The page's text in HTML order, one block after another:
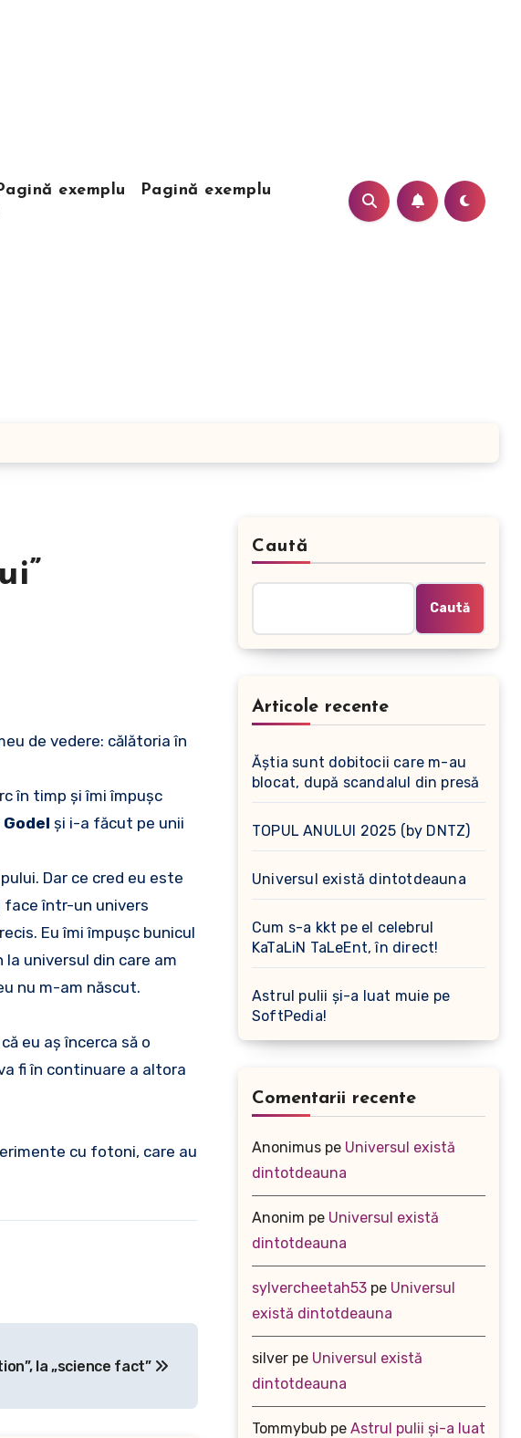
exemplu
Pagină exemplu
de vedere: călătoria în
în timp şi îmi împuşc
şi i-a făcut pe unii
Dar ce cred eu este
face într-un univers
Eu îmi împuşc bunicul
la universul din care am
nu m-am născut.
eu aş încerca să o
fi în continuare a altora
cu fotoni, care au
la „science fact”
Caută
Caută
Articole recente
Ăștia sunt dobitocii care m-au
blocat, după scandalul din presă
TOPUL ANULUI 2025 (by DNTZ)
Universul există dintotdeauna
Cum s-a kkt pe el celebrul
KaTaLiN TaLeEnt, în direct!
Astrul pulii și-a luat muie pe
SoftPedia!
Comentarii recente
Anonimus pe Universul există
dintotdeauna
Anonim pe Universul există
dintotdeauna
sylvercheetah53 pe Universul
există dintotdeauna
silver pe Universul există
dintotdeauna
Tommybub pe Astrul pulii și-a luat